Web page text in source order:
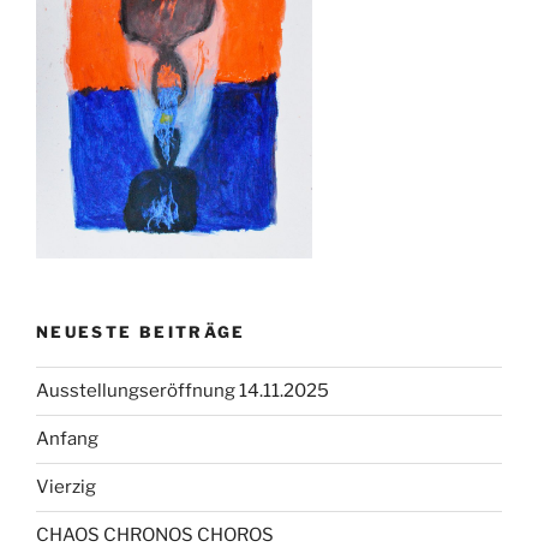
NEUESTE BEITRÄGE
Ausstellungseröffnung 14.11.2025
Anfang
Vierzig
CHAOS CHRONOS CHOROS